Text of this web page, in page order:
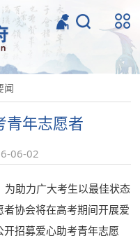
闻
青年志愿者
06-02
为助力广大考生以最佳状态
协会将在高考期间开展爱
招募爱心助考青年志愿